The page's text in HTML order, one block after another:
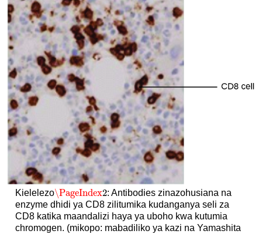
Kielelezo\PageIndex2
\PageIndex2: Antibodies zinazohusiana na
enzyme dhidi ya CD8 zilitumika kudanganya seli za
CD8 katika maandalizi haya ya uboho kwa kutumia
chromogen. (mikopo: mabadiliko ya kazi na Yamashita